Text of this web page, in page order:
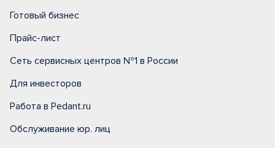
Готовый бизнес
Прайс-лист
Сеть сервисных центров №1 в России
Для инвесторов
Работа в Pedant.ru
Обслуживание юр. лиц